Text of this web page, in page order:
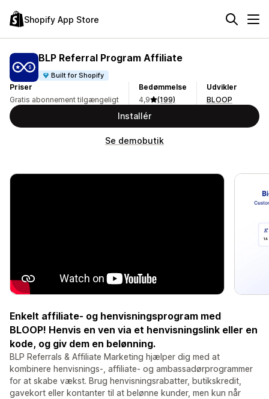
Shopify App Store
BLP Referral Program Affiliate
Built for Shopify
Priser
Gratis abonnement tilgængeligt
Bedømmelse
4,9
(199)
Udvikler
BLOOP
Installér
Se demobutik
Enkelt affiliate- og henvisningsprogram med
BLOOP! Henvis en ven via et henvisningslink eller en
kode, og giv dem en belønning.
BLP Referrals & Affiliate Marketing hjælper dig med at
kombinere henvisnings-, affiliate- og ambassadørprogrammer
for at skabe vækst. Brug henvisningsrabatter, butikskredit,
gavekort eller kontanter til at belønne kunder, men kun når